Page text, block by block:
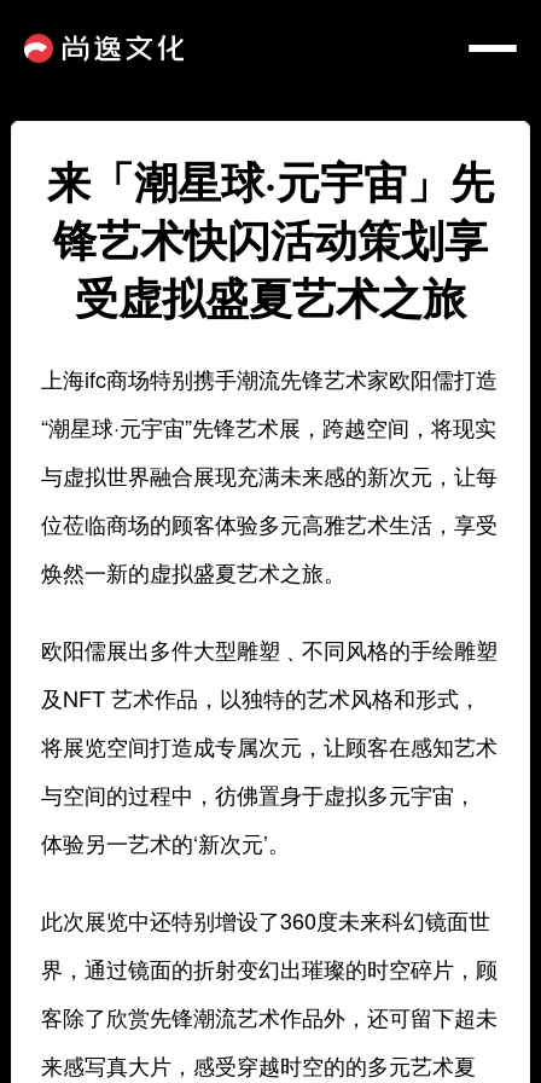
来「潮星球·元宇宙」先
锋艺术快闪活动策划享
受虚拟盛夏艺术之旅
上海ifc商场特别携手潮流先锋艺术家欧阳儒打造
“潮星球·元宇宙”先锋艺术展，跨越空间，将现实
与虚拟世界融合展现充满未来感的新次元，让每
位莅临商场的顾客体验多元高雅艺术生活，享受
焕然一新的虚拟盛夏艺术之旅。
欧阳儒展出多件大型雕塑﹑不同风格的手绘雕塑
及NFT 艺术作品，以独特的艺术风格和形式，
将展览空间打造成专属次元，让顾客在感知艺术
与空间的过程中，彷佛置身于虚拟多元宇宙，
体验另一艺术的‘新次元’。
此次展览中还特别增设了360度未来科幻镜面世
界，通过镜面的折射变幻出璀璨的时空碎片，顾
客除了欣赏先锋潮流艺术作品外，还可留下超未
来感写真大片，感受穿越时空的的多元艺术夏